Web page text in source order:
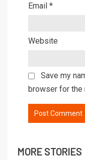
Email *
Website
Save my
browser for the
MORE STORIES